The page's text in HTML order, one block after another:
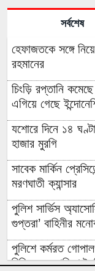
সর্বশেষ
হেফাজতকে সঙ্গে
রহমানের
চিংড়ি রপ্তানি
এগিয়ে গেছে
যশোরে দিনে ১৪
হাজার মুরগি
সাবেক মার্কিন
মরণঘাতী ক্যান্সার
পুলিশ সার্ভিস
গুপ্তরা’ বাহিনীর
পুলিশে কর্মরত
চিহ্নিত ও তালিকা